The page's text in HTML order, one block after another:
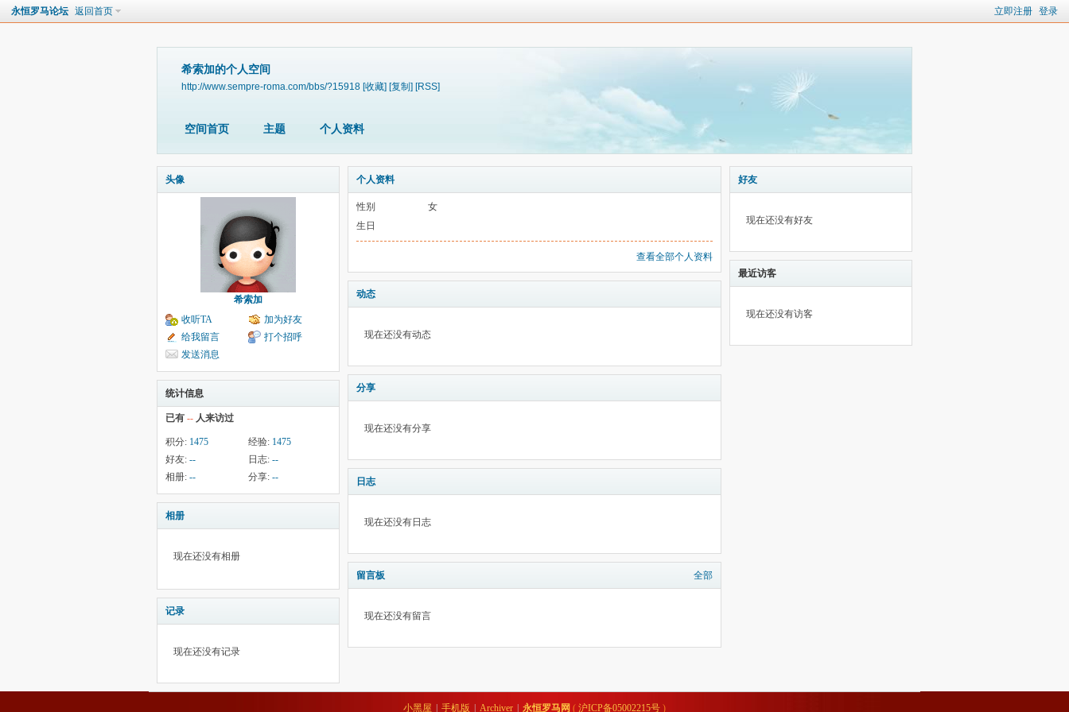
立即注册 登录
永恒罗马论坛 返回首页
希索加的个人空间
http://www.sempre-roma.com/bbs/?15918 [收藏] [复制] [RSS]
空间首页 主题 个人资料
头像
希索加
收听TA
加为好友
给我留言
打个招呼
发送消息
统计信息
已有 -- 人来访过
积分: 1475 经验: 1475
好友: -- 日志: --
相册: -- 分享: --
相册
现在还没有相册
记录
现在还没有记录
个人资料
性别
女
生日
查看全部个人资料
动态
现在还没有动态
分享
现在还没有分享
日志
现在还没有日志
留言板 全部
现在还没有留言
好友
现在还没有好友
最近访客
现在还没有访客
小黑屋 手机版 Archiver 永恒罗马网 ( 沪ICP备05002215号 )